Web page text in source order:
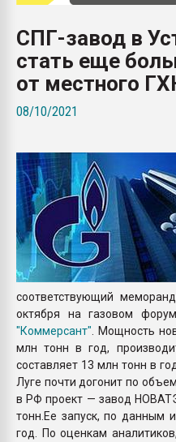
СПГ-завод в
стать еще
от местного
08/10/2021
соответствующий
октября на газовом
"Коммерсант" . Мощность
млн тонн в год,
составляет 13 млн тонн в
Луге почти догонит по
в РФ проект — завод
тонн.Ее запуск, по данным
год. По оценкам